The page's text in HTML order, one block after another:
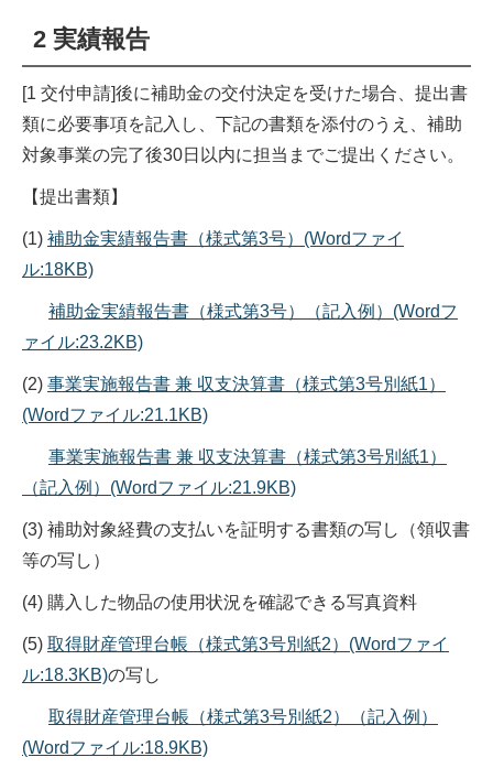
2 実績報告
[1 交付申請]後に補助金の交付決定を受けた場合、提出書
類に必要事項を記入し、下記の書類を添付のうえ、補助
対象事業の完了後30日以内に担当までご提出ください。
【提出書類】
(1) 補助金実績報告書（様式第3号）(Wordファイ
ル:18KB)
補助金実績報告書（様式第3号）（記入例）(Wordフ
ァイル:23.2KB)
(2) 事業実施報告書 兼 収支決算書（様式第3号別紙1）
(Wordファイル:21.1KB)
事業実施報告書 兼 収支決算書（様式第3号別紙1）
（記入例）(Wordファイル:21.9KB)
(3) 補助対象経費の支払いを証明する書類の写し（領収書
等の写し）
(4) 購入した物品の使用状況を確認できる写真資料
(5) 取得財産管理台帳（様式第3号別紙2）(Wordファイ
ル:18.3KB)の写し
取得財産管理台帳（様式第3号別紙2）（記入例）
(Wordファイル:18.9KB)